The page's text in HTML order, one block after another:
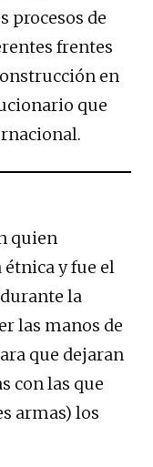
procesos de
frentes
en
que
quien
y fue el
la
las manos de
que dejaran
con las que
armas) los